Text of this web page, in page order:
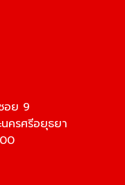
อย 9
ครศรีอยุธยา